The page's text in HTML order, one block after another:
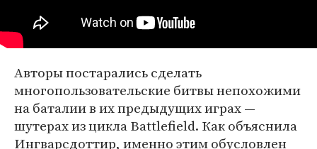
Авторы постарались сделать
многопользовательские битвы непохожими
на баталии в их предыдущих играх —
шутерах из цикла Battlefield. Как объяснила
Ингварсдоттир, именно этим обусловлен